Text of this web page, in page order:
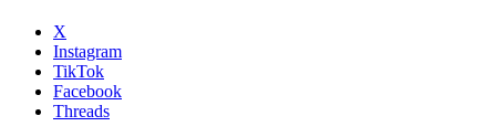
X
Instagram
TikTok
Facebook
Threads